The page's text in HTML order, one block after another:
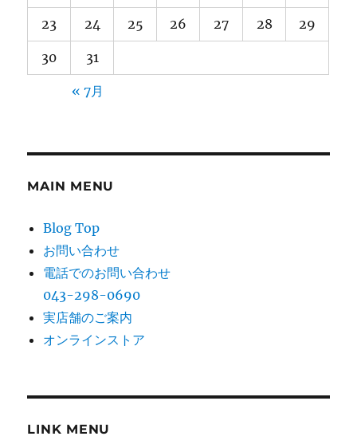
23 24 25 26 27 28 29
30 31
« 7月
MAIN MENU
Blog Top
お問い合わせ
電話でのお問い合わせ
043-298-0690
実店舗のご案内
オンラインストア
LINK MENU